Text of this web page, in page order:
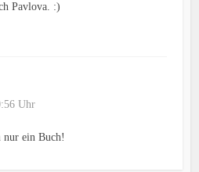
Pavlova. :)
Uhr
nur ein Buch!